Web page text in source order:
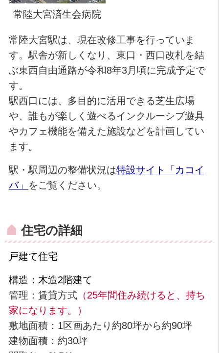
常陸大宮済生会病院
常陸大宮駅は、現在改修工事を行っていま
す。駅舎が新しくなり、東口・西口改札を結
ぶ東西自由通路が令和8年3月頃に完成予定で
す。
駅西口には、多目的に活用できる芝生広場
や、誰もが楽しく遊べるインクルーシブ遊具
やカフェ機能を備えた施設などを計画してい
ます。
駅・駅周辺の整備状況は特設サイト「カコイ
バ」 をご覧ください。
住宅の詳細
戸建て住宅
構造：木造2階建て
管理：賃貸方式（25年間住み続けると、持ち
家になります。）
敷地面積：1区画あたり約80坪から約90坪
建物面積：約30坪